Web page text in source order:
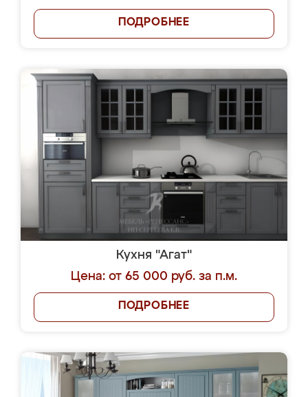
ПОДРОБНЕЕ
Кухня "Агат"
Цена: от 65 000 руб. за п.м.
ПОДРОБНЕЕ